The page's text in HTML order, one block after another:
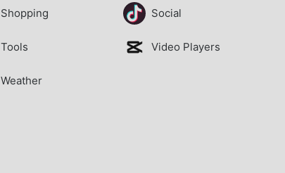
Shopping Social
Tools Video Players
Weather